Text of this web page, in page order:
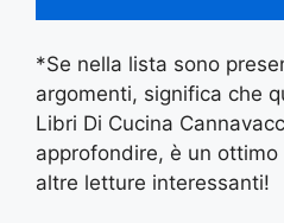
*Se nella lista sono
argomenti, significa che
Libri Di Cucina
approfondire, è un
altre letture interessanti!